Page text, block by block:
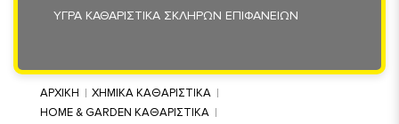
ΥΓΡΑ ΚΑΘΑΡΙΣΤΙΚΑ ΣΚΛΗΡΩΝ ΕΠΙΦΑΝΕΙΩΝ
ΑΡΧΙΚΗ
ΧΗΜΙΚΑ ΚΑΘΑΡΙΣΤΙΚΑ
HOME & GARDEN ΚΑΘΑΡΙΣΤΙΚΑ